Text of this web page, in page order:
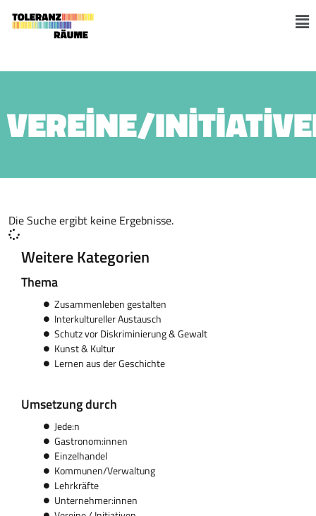
content
VEREINE/
Die Suche ergibt keine Ergebnisse.
Weitere Kategorien
Thema
Zusammenleben gestalten
Interkultureller Austausch
Schutz vor Diskriminierung & Gewalt
Kunst & Kultur
Lernen aus der Geschichte
Umsetzung durch
Jede:n
Gastronom:innen
Einzelhandel
Kommunen/Verwaltung
Lehrkräfte
Unternehmer:innen